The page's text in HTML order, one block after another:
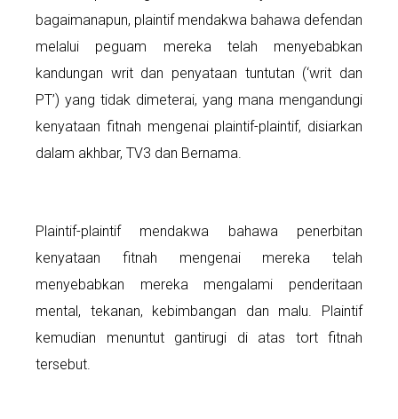
bagaimanapun, plaintif mendakwa bahawa defendan
melalui peguam mereka telah menyebabkan
kandungan writ dan penyataan tuntutan (‘writ dan
PT’) yang tidak dimeterai, yang mana mengandungi
kenyataan fitnah mengenai plaintif-plaintif, disiarkan
dalam akhbar, TV3 dan Bernama.
Plaintif-plaintif mendakwa bahawa penerbitan
kenyataan fitnah mengenai mereka telah
menyebabkan mereka mengalami penderitaan
mental, tekanan, kebimbangan dan malu. Plaintif
kemudian menuntut gantirugi di atas tort fitnah
tersebut.